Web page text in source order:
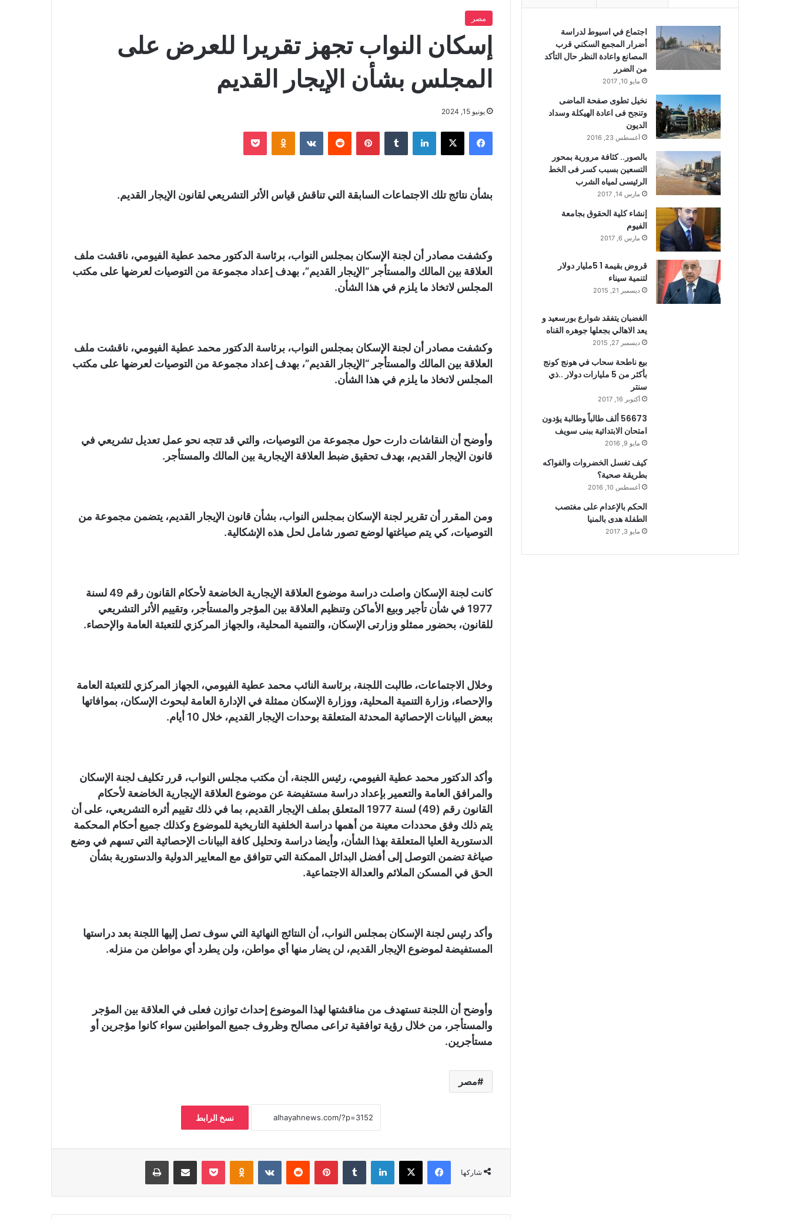
مصر
إسكان النواب تجهز تقريرا للعرض على
المجلس بشأن الإيجار القديم
يونيو 15, 2024
فيسبوك لينكدإن بينتيريست
بشأن نتائج تلك الاجتماعات السابقة التي تناقش قياس الأثر التشريعي لقانون الإيجار القديم.
وكشفت مصادر أن لجنة الإسكان بمجلس النواب، برئاسة الدكتور محمد عطية الفيومي، ناقشت ملف
العلاقة بين المالك والمستأجر “الإيجار القديم”، بهدف إعداد مجموعة من التوصيات لعرضها على مكتب
المجلس لاتخاذ ما يلزم في هذا الشأن.
وكشفت مصادر أن لجنة الإسكان بمجلس النواب، برئاسة الدكتور محمد عطية الفيومي، ناقشت ملف
العلاقة بين المالك والمستأجر “الإيجار القديم”، بهدف إعداد مجموعة من التوصيات لعرضها على مكتب
المجلس لاتخاذ ما يلزم في هذا الشأن.
وأوضح أن النقاشات دارت حول مجموعة من التوصيات، والتي قد تتجه نحو عمل تعديل تشريعي في
قانون الإيجار القديم، بهدف تحقيق ضبط العلاقة الإيجارية بين المالك والمستأجر.
ومن المقرر أن تقرير لجنة الإسكان بمجلس النواب، بشأن قانون الإيجار القديم، يتضمن مجموعة من
التوصيات، كي يتم صياغتها لوضع تصور شامل لحل هذه الإشكالية.
كانت لجنة الإسكان واصلت دراسة موضوع العلاقة الإيجارية الخاضعة لأحكام القانون رقم 49 لسنة
1977 في شأن تأجير وبيع الأماكن وتنظيم العلاقة بين المؤجر والمستأجر، وتقييم الأثر التشريعي
للقانون، بحضور ممثلو وزارتى الإسكان، والتنمية المحلية، والجهاز المركزي للتعبئة العامة والإحصاء.
وخلال الاجتماعات، طالبت اللجنة، برئاسة النائب محمد عطية الفيومي، الجهاز المركزي للتعبئة العامة
والإحصاء، وزارة التنمية المحلية، ووزارة الإسكان ممثلة في الإدارة العامة لبحوث الإسكان، بموافاتها
ببعض البيانات الإحصائية المحدثة المتعلقة بوحدات الإيجار القديم، خلال 10 أيام.
وأكد الدكتور محمد عطية الفيومي، رئيس اللجنة، أن مكتب مجلس النواب، قرر تكليف لجنة الإسكان
والمرافق العامة والتعمير بإعداد دراسة مستفيضة عن موضوع العلاقة الإيجارية الخاضعة لأحكام
القانون رقم (49) لسنة 1977 المتعلق بملف الإيجار القديم، بما في ذلك تقييم أثره التشريعي، على أن
يتم ذلك وفق محددات معينة من أهمها دراسة الخلفية التاريخية للموضوع وكذلك جميع أحكام المحكمة
الدستورية العليا المتعلقة بهذا الشأن، وأيضا دراسة وتحليل كافة البيانات الإحصائية التي تسهم في وضع
صياغة تضمن التوصل إلى أفضل البدائل الممكنة التي تتوافق مع المعايير الدولية والدستورية بشأن
الحق في المسكن الملائم والعدالة الاجتماعية.
وأكد رئيس لجنة الإسكان بمجلس النواب، أن النتائج النهائية التي سوف تصل إليها اللجنة بعد دراستها
المستفيضة لموضوع الإيجار القديم، لن يضار منها أي مواطن، ولن يطرد أي مواطن من منزله.
وأوضح أن اللجنة تستهدف من مناقشتها لهذا الموضوع إحداث توازن فعلى في العلاقة بين المؤجر
والمستأجر، من خلال رؤية توافقية تراعى مصالح وظروف جميع المواطنين سواء كانوا مؤجرين أو
مستأجرين.
مصر
نسخ الرابط
شاركها
فيسبوك لينكدإن بينتيريست بوكيت
اجتماع في اسيوط لدراسة
أضرار المجمع السكني قرب
المصانع واعادة النظر حال التأكد
من الضرر
مايو 10, 2017
نخيل تطوى صفحة الماضى
وتنجح فى اعادة الهيكلة وسداد
الديون
أغسطس 23, 2016
بالصور.. كثافة مرورية بمحور
التسعين بسبب كسر فى الخط
الرئيسى لمياه الشرب
مارس 14, 2017
إنشاء كلية الحقوق بجامعة
الفيوم
مارس 6, 2017
قروض بقيمة 1 5مليار دولار
لتنمية سيناء
ديسمبر 21, 2015
الغضبان يتفقد شوارع بورسعيد و
يعد الاهالي بجعلها جوهره القناه
ديسمبر 27, 2015
بيع ناطحة سحاب في هونج كونج
بأكثر من 5 مليارات دولار ..ذي
سنتر
أكتوبر 16, 2017
56673 ألف طالباً وطالبة يؤدون
امتحان الابتدائية ببنى سويف
مايو 9, 2016
كيف تغسل الخضروات والفواكه
بطريقة صحية؟
أغسطس 10, 2016
الحكم بالإعدام على مغتصب
الطفلة هدى بالمنيا
مايو 3, 2017